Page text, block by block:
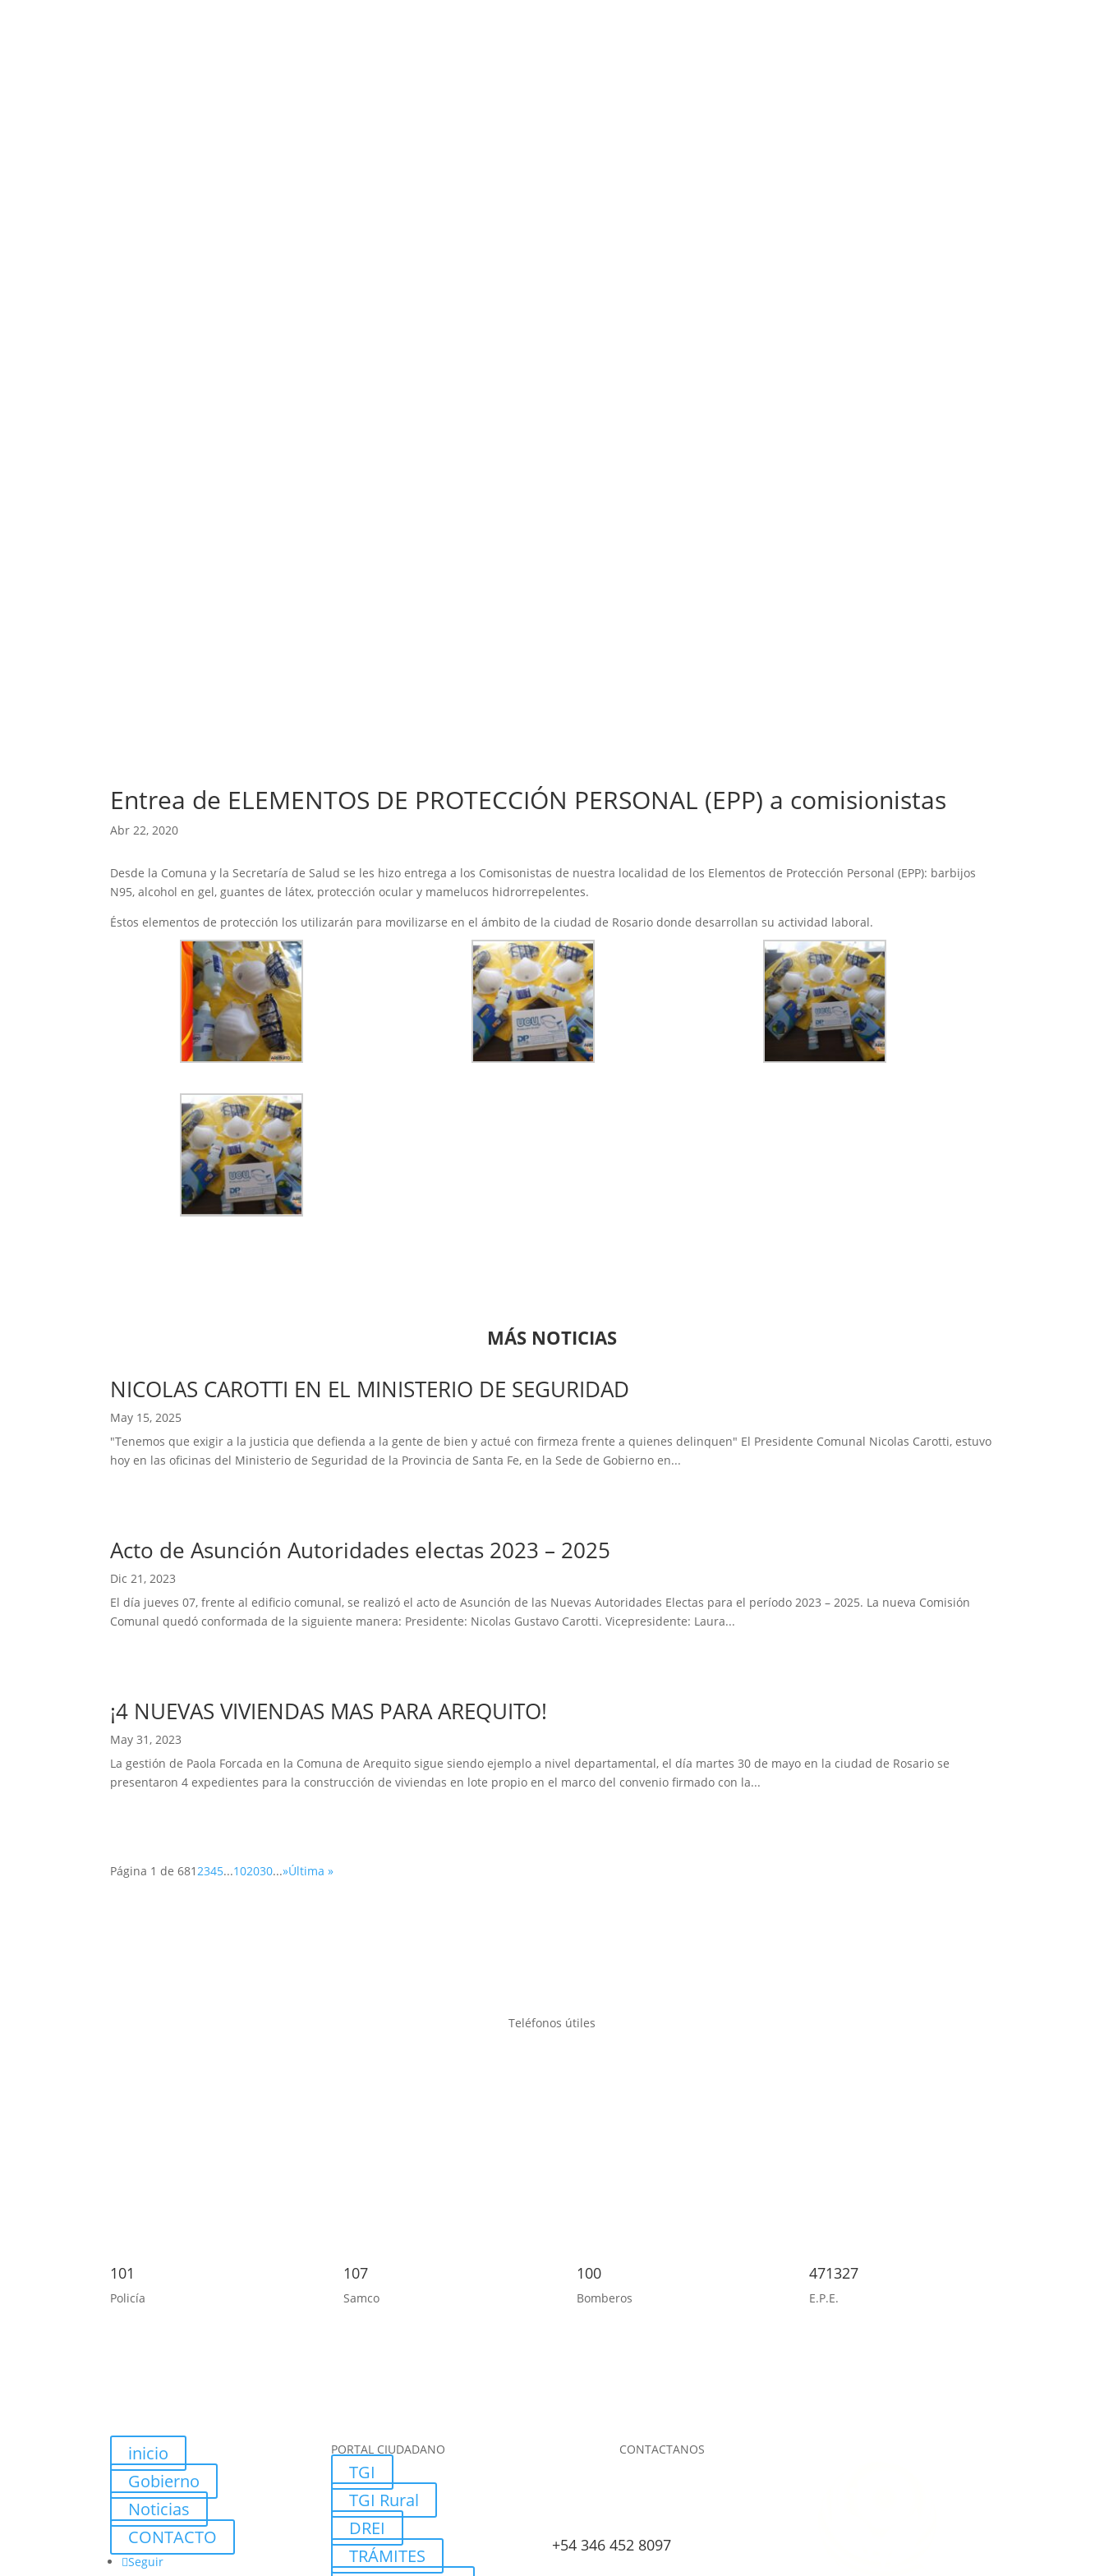
Entrea de ELEMENTOS DE PROTECCIÓN PERSONAL (EPP) a comisionistas
Abr 22, 2020
Desde la Comuna y la Secretaría de Salud se les hizo entrega a los Comisonistas de nuestra localidad de los Elementos de Protección Personal (EPP): barbijos
N95, alcohol en gel, guantes de látex, protección ocular y mamelucos hidrorrepelentes.
Éstos elementos de protección los utilizarán para movilizarse en el ámbito de la ciudad de Rosario donde desarrollan su actividad laboral.
MÁS NOTICIAS
NICOLAS CAROTTI EN EL MINISTERIO DE SEGURIDAD
May 15, 2025
"Tenemos que exigir a la justicia que defienda a la gente de bien y actué con firmeza frente a quienes delinquen" El Presidente Comunal Nicolas Carotti, estuvo
hoy en las oficinas del Ministerio de Seguridad de la Provincia de Santa Fe, en la Sede de Gobierno en...
Acto de Asunción Autoridades electas 2023 – 2025
Dic 21, 2023
El día jueves 07, frente al edificio comunal, se realizó el acto de Asunción de las Nuevas Autoridades Electas para el período 2023 – 2025. La nueva Comisión
Comunal quedó conformada de la siguiente manera: Presidente: Nicolas Gustavo Carotti. Vicepresidente: Laura...
¡4 NUEVAS VIVIENDAS MAS PARA AREQUITO!
May 31, 2023
La gestión de Paola Forcada en la Comuna de Arequito sigue siendo ejemplo a nivel departamental, el día martes 30 de mayo en la ciudad de Rosario se
presentaron 4 expedientes para la construcción de viviendas en lote propio en el marco del convenio firmado con la...
Página 1 de 6812345...102030...»Última »
Teléfonos útiles
101
Policía
107
Samco
100
Bomberos
471327
E.P.E.
inicio
Gobierno
Noticias
CONTACTO
Seguir
PORTAL CIUDADANO
TGI
TGI Rural
DREI
TRÁMITES
CONTACTANOS
+54 346 452 8097